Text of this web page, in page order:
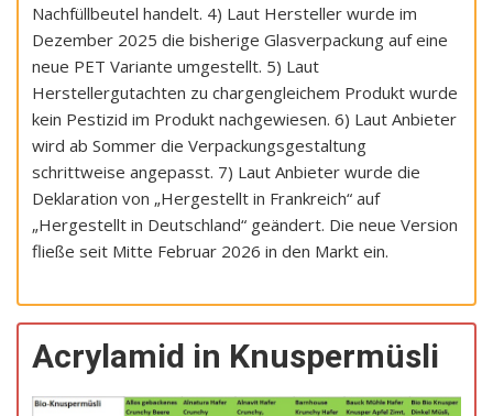
Nachfüllbeutel handelt. 4) Laut Hersteller wurde im
Dezember 2025 die bisherige Glasverpackung auf eine
neue PET Variante umgestellt. 5) Laut
Herstellergutachten zu chargengleichem Produkt wurde
kein Pestizid im Produkt nachgewiesen. 6) Laut Anbieter
wird ab Sommer die Verpackungsgestaltung
schrittweise angepasst. 7) Laut Anbieter wurde die
Deklaration von „Hergestellt in Frankreich“ auf
„Hergestellt in Deutschland“ geändert. Die neue Version
fließe seit Mitte Februar 2026 in den Markt ein.
Acrylamid in Knuspermüsli